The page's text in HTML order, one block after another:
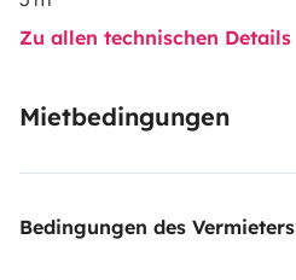
Zu allen technischen Details
Mietbedingungen
Bedingungen des Vermieters